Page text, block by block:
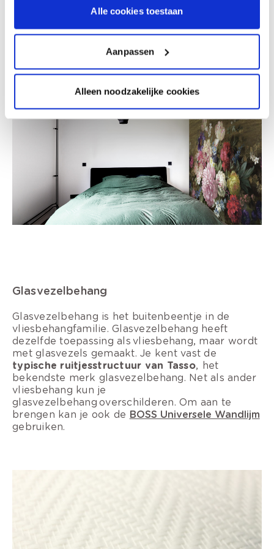
Alle cookies toestaan
Aanpassen
Alleen noodzakelijke cookies
. Lees hier meer over het
decoratief behang bij colora.
Glasvezelbehang
Glasvezelbehang is het buitenbeentje in de
vliesbehangfamilie. Glasvezelbehang heeft
dezelfde toepassing als vliesbehang, maar wordt
met glasvezels gemaakt. Je kent vast de
typische ruitjesstructuur van Tasso, het
bekendste merk glasvezelbehang. Net als ander
vliesbehang kun je
glasvezelbehang overschilderen. Om aan te
brengen kan je ook de BOSS Universele Wandlijm
gebruiken.